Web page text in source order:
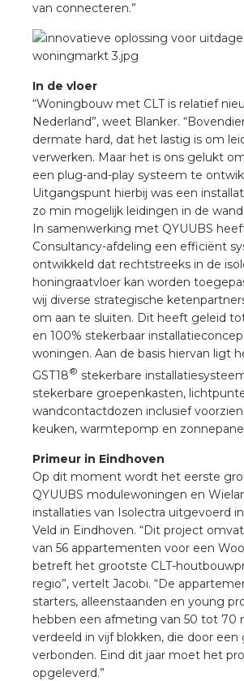
van connecteren.”
In de vloer
“Woningbouw met CLT is relatief
Nederland”, weet Blanker.
dermate hard, dat het lastig is om
verwerken. Maar het is ons gelukt
een plug-and-play systeem te
Uitgangspunt hierbij was een
zo min mogelijk leidingen in de
In samenwerking met QYUUBS
Consultancy-afdeling een efficiënt
ontwikkeld dat rechtstreeks in de
honingraatvloer kan worden
wij diverse strategische
om aan te sluiten. Dit heeft geleid
en 100% stekerbaar
woningen. Aan de basis hiervan ligt
GST18® stekerbare
stekerbare groepenkasten,
wandcontactdozen inclusief
keuken, warmtepomp en
Primeur in Eindhoven
Op dit moment wordt het eerste
QYUUBS modulewoningen en
installaties van Isolectra uitgevoerd
Veld in Eindhoven. “Dit project
van 56 appartementen voor een
betreft het grootste CLT-
regio”, vertelt Jacobi. “De
starters, alleenstaanden en young
hebben een afmeting van 50 tot 70
verdeeld in vijf blokken, die door een
verbonden. Eind dit jaar moet het
opgeleverd.”